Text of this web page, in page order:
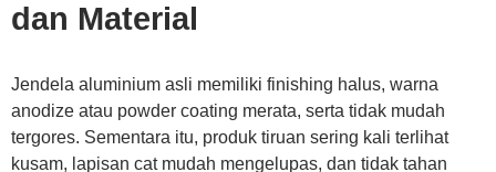
dan Material
Jendela aluminium asli memiliki finishing halus, warna
anodize atau powder coating merata, serta tidak mudah
tergores. Sementara itu, produk tiruan sering kali terlihat
kusam, lapisan cat mudah mengelupas, dan tidak tahan